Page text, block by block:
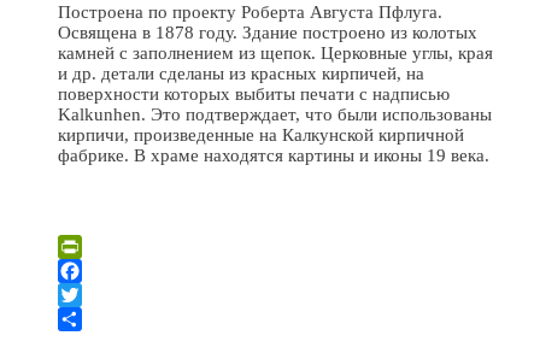
Построена по проекту Роберта Августа Пфлуга.
Освящена в 1878 году. Здание построено из колотых
камней с заполнением из щепок. Церковные углы, края
и др. детали сделаны из красных кирпичей, на
поверхности которых выбиты печати с надписью
Kalkunhen. Это подтверждает, что были использованы
кирпичи, произведенные на Калкунской кирпичной
фабрике. В храме находятся картины и иконы 19 века.
PrintFriendly
Facebook
Twitter